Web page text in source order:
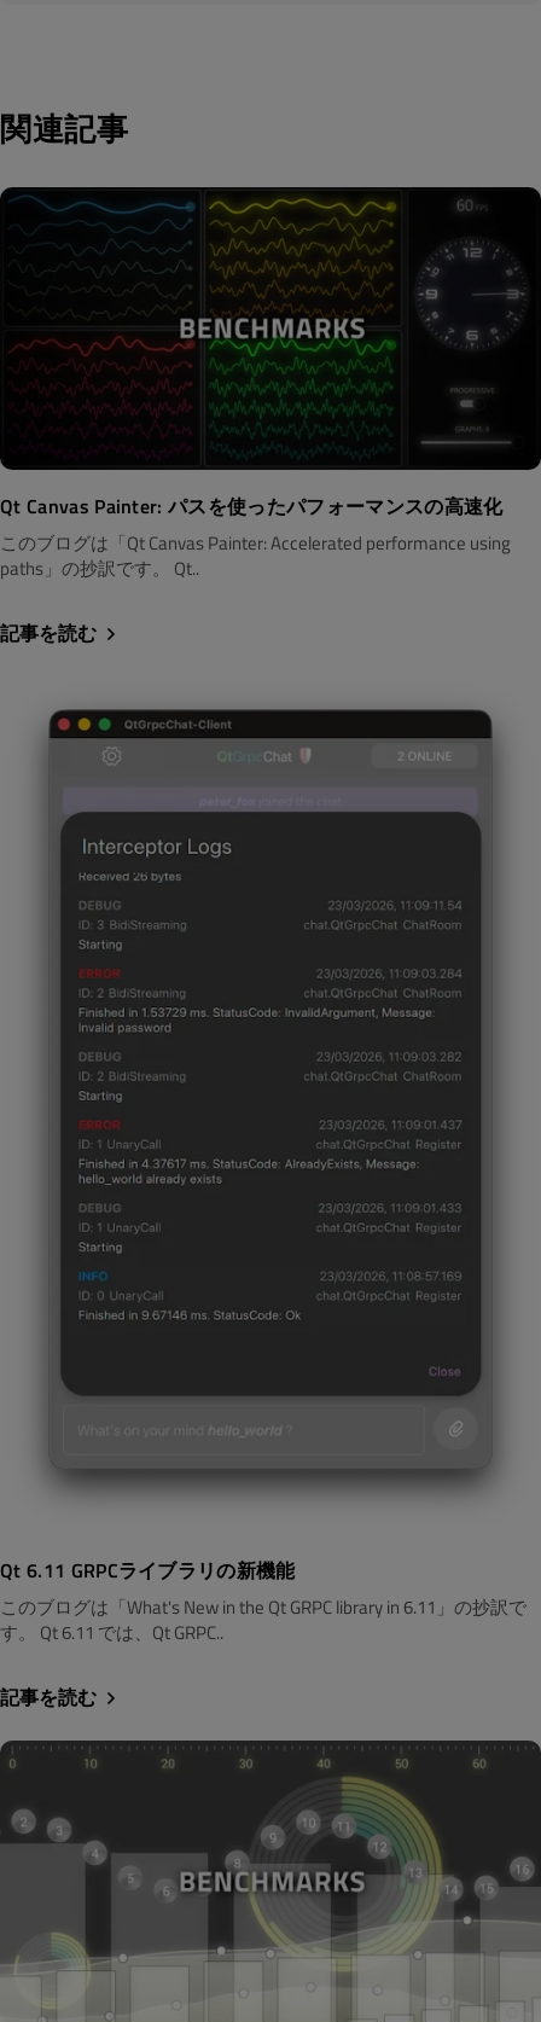
関連記事
Qt Canvas Painter: パスを使ったパフォーマンスの高速化
このブログは「Qt Canvas Painter: Accelerated performance using
paths」の抄訳です。 Qt..
記事を読む
Qt 6.11 GRPCライブラリの新機能
このブログは「What's New in the Qt GRPC library in 6.11」の抄訳で
す。 Qt 6.11 では、Qt GRPC..
記事を読む